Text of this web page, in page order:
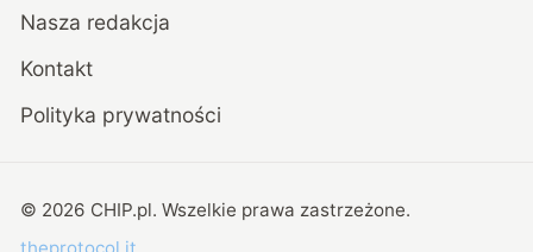
Nasza redakcja
Kontakt
Polityka prywatności
© 2026 CHIP.pl. Wszelkie prawa zastrzeżone.